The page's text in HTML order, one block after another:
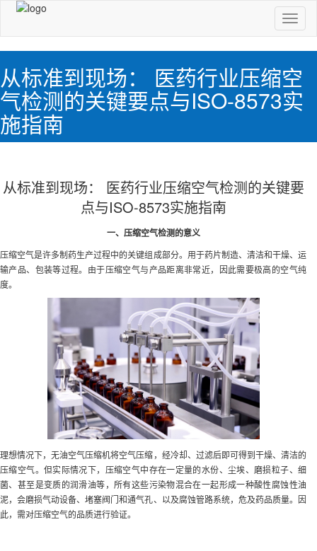
切
换
导
从标准到现场： 医药行业压缩空
气检测的关键要点与ISO-8573实
施指南
从标准到现场： 医药行业压缩空气检测的关键要
点与ISO-8573实施指南
一、压缩空气检测的意义
压缩空气是许多制药生产过程中的关键组成部分。用于药片制造、清洁和干燥、运
输产品、包装等过程。由于压缩空气与产品距离非常近，因此需要极高的空气纯
度。
理想情况下，无油空气压缩机将空气压缩，经冷却、过滤后即可得到干燥、清洁的
压缩空气。但实际情况下，压缩空气中存在一定量的水份、尘埃、磨损粒子、细
菌、甚至是变质的润滑油等，所有这些污染物混合在一起形成一种酸性腐蚀性油
泥，会磨损气动设备、堵塞阀门和通气孔、以及腐蚀管路系统，危及药品质量。因
此，需对压缩空气的品质进行验证。